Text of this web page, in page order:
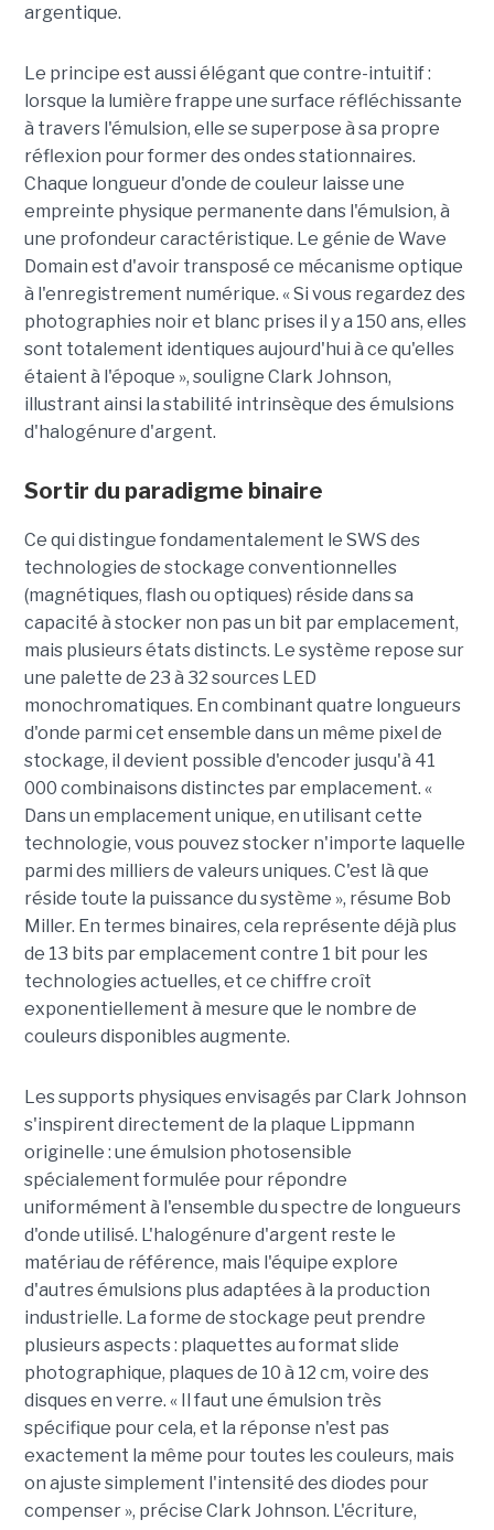
argentique.
Le principe est aussi élégant que contre-intuitif :
lorsque la lumière frappe une surface réfléchissante
à travers l'émulsion, elle se superpose à sa propre
réflexion pour former des ondes stationnaires.
Chaque longueur d'onde de couleur laisse une
empreinte physique permanente dans l'émulsion, à
une profondeur caractéristique. Le génie de Wave
Domain est d'avoir transposé ce mécanisme optique
à l'enregistrement numérique. « Si vous regardez des
photographies noir et blanc prises il y a 150 ans, elles
sont totalement identiques aujourd'hui à ce qu'elles
étaient à l'époque », souligne Clark Johnson,
illustrant ainsi la stabilité intrinsèque des émulsions
d'halogénure d'argent.
Sortir du paradigme binaire
Ce qui distingue fondamentalement le SWS des
technologies de stockage conventionnelles
(magnétiques, flash ou optiques) réside dans sa
capacité à stocker non pas un bit par emplacement,
mais plusieurs états distincts. Le système repose sur
une palette de 23 à 32 sources LED
monochromatiques. En combinant quatre longueurs
d'onde parmi cet ensemble dans un même pixel de
stockage, il devient possible d'encoder jusqu'à 41
000 combinaisons distinctes par emplacement. «
Dans un emplacement unique, en utilisant cette
technologie, vous pouvez stocker n'importe laquelle
parmi des milliers de valeurs uniques. C'est là que
réside toute la puissance du système », résume Bob
Miller. En termes binaires, cela représente déjà plus
de 13 bits par emplacement contre 1 bit pour les
technologies actuelles, et ce chiffre croît
exponentiellement à mesure que le nombre de
couleurs disponibles augmente.
Les supports physiques envisagés par Clark Johnson
s'inspirent directement de la plaque Lippmann
originelle : une émulsion photosensible
spécialement formulée pour répondre
uniformément à l'ensemble du spectre de longueurs
d'onde utilisé. L'halogénure d'argent reste le
matériau de référence, mais l'équipe explore
d'autres émulsions plus adaptées à la production
industrielle. La forme de stockage peut prendre
plusieurs aspects : plaquettes au format slide
photographique, plaques de 10 à 12 cm, voire des
disques en verre. « Il faut une émulsion très
spécifique pour cela, et la réponse n'est pas
exactement la même pour toutes les couleurs, mais
on ajuste simplement l'intensité des diodes pour
compenser », précise Clark Johnson. L'écriture,